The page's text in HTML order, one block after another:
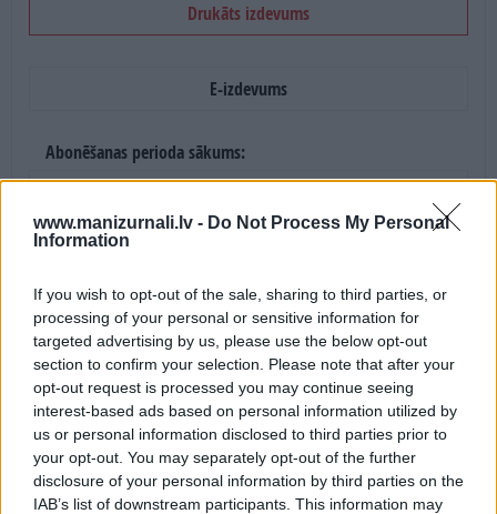
www.manizurnali.lv - Do Not Process My Personal
Information
If you wish to opt-out of the sale, sharing to third parties, or
processing of your personal or sensitive information for
targeted advertising by us, please use the below opt-out
section to confirm your selection. Please note that after your
opt-out request is processed you may continue seeing
interest-based ads based on personal information utilized by
us or personal information disclosed to third parties prior to
your opt-out. You may separately opt-out of the further
disclosure of your personal information by third parties on the
IAB’s list of downstream participants. This information may
Drukāts izdevums
E-izdevums
Abonēšanas perioda sākums:
2 numuri /13.90 Eur
1 izdevums / 13.90 Eur par izdevumu *
*Visas cenas portālā ManiZurnali.lv norādītas € ar PVN.
Žurnālu izdevumu skaits var atšķirties, kā to nosaka Lietošanas
noteikumi